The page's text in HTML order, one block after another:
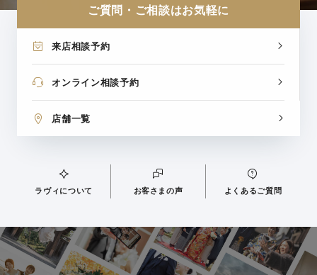
ご質問・ご相談はお気軽に
来店相談予約
オンライン相談予約
店舗一覧
ラヴィについて お客さまの声 よくあるご質問